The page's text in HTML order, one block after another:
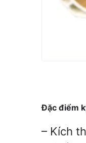
Đặc điểm
– Kích